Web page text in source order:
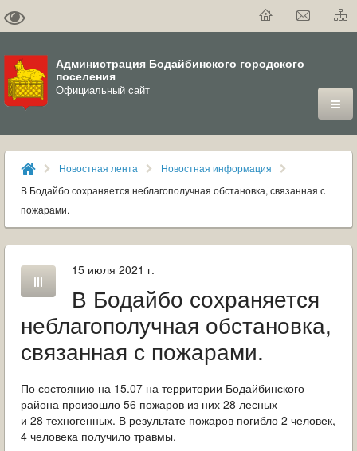
Администрация Бодайбинского городского
поселения
Официальный сайт
ГОРОД
ДУМА
ОФИЦИАЛЬНЫЙ ВЕСТНИК БОДАЙБО
МУНИЦИПАЛЬНЫЕ УСЛУГИ
ГРАДОСТРОИТЕЛЬНАЯ ДЕЯТЕЛЬНОСТЬ
ИНФОРМИРОВАНИЕ НАСЕЛЕНИЯ
Новостная лента
Новостная информация
В Бодайбо сохраняется неблагополучная обстановка, связанная с
пожарами.
15 июля 2021 г.
В Бодайбо сохраняется
неблагополучная обстановка,
связанная с пожарами.
По состоянию на 15.07 на территории Бодайбинского
района произошло 56 пожаров из них 28 лесных
и 28 техногенных. В результате пожаров погибло 2 человек,
4 человека получило травмы.